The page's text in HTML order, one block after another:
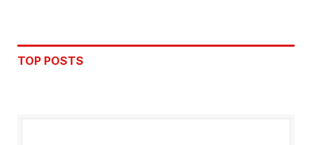
TOP POSTS